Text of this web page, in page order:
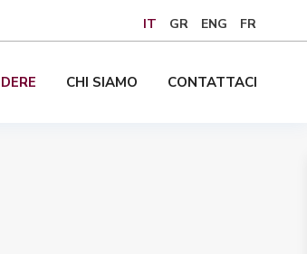
IT GR ENG FR
CHI SIAMO CONTATTACI